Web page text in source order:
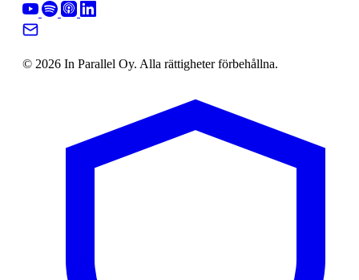
© 2026 In Parallel Oy. Alla rättigheter förbehållna.